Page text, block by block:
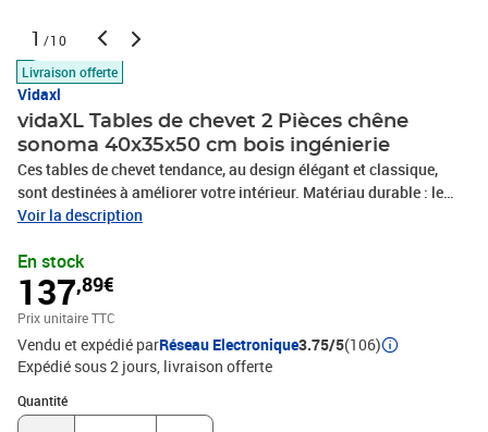
1 /10
Livraison offerte
Vidaxl
vidaXL Tables de chevet 2 Pièces chêne
sonoma 40x35x50 cm bois ingénierie
Ces tables de chevet tendance, au design élégant et classique,
sont destinées à améliorer votre intérieur. Matériau durable : le
bois d'ingénierie est d'une qualité exceptionnelle avec une surface
l'humidité. Fabriquée en bois d'ingénierie, la table de chevet est
facile à nettoyer avec un chiffon humide.Grand espace de
rangement : la table de chevet dispose d'un tiroir et d'un
compartiment avec une porte, offrant un espace suffisant pour
ranger vos magazines, livres, télécommandes et autres petits
objets à portée de main.Dessus robuste : le dessus robuste de la
table de chevet est idéal pour exposer des objets décoratifs, des
cadres photo et des plantes en pot.Pieds en métal : les pieds en
Voir la description
En stock
137,89€
Prix unitaire TTC
Vendu et expédié parRéseau Electronique3.75/5(106)
Expédié sous 2 jours livraison offerte
Quantité
Quantité : 1